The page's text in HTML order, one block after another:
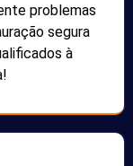
problemas
segura
à